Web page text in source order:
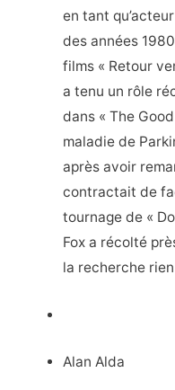
en tant
des années
films « Retour
a tenu un rôle
dans « The
maladie de
après avoir
contractait de
tournage de «
Fox a récolté
la recherche rien
Alan Alda